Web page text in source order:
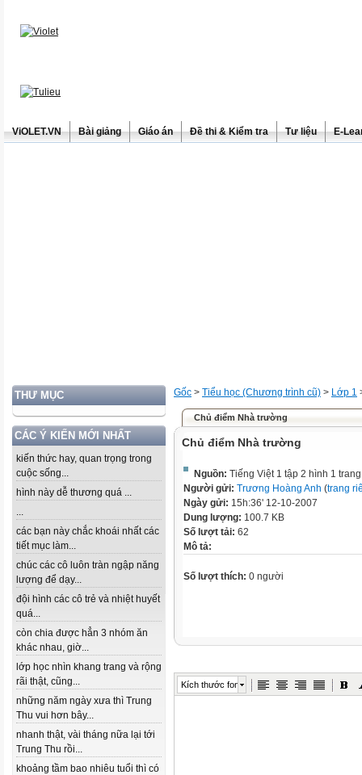
ViOLET.VN Bài giảng Giáo án Đề thi & Kiểm tra Tư liệu E-
THƯ MỤC
CÁC Ý KIẾN MỚI NHẤT
kiến thức hay, quan trọng trong
cuộc sống...
hình này dễ thương quá ...
...
các bạn này chắc khoái nhất các
tiết mục làm...
chúc các cô luôn tràn ngập năng
lượng để dạy...
đội hình các cô trẻ và nhiệt huyết
quá...
còn chia được hẳn 3 nhóm ăn
khác nhau, giờ...
lớp học nhìn khang trang và rộng
rãi thật, cũng...
những năm ngày xưa thì Trung
Thu vui hơn bây...
nhanh thật, vài tháng nữa lại tới
Trung Thu rồi...
khoảng tầm bao nhiêu tuổi thì có
Gốc > Tiểu học (Chương trình cũ) > Lớp 1
Chủ điểm Nhà trường
Chủ điểm Nhà trường
Nguồn: Tiếng Việt 1 tập 2 hình 1
Người gửi: Trương Hoàng Anh (trang
Ngày gửi: 15h:36' 12-10-2007
Dung lượng: 100.7 KB
Số lượt tải: 62
Mô tả:
Số lượt thích: 0 người
Kích thước font